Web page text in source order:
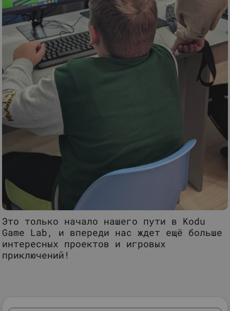
Это только начало нашего пути в Kodu
Game Lab, и впереди нас ждет ещё больше
интересных проектов и игровых
приключений!